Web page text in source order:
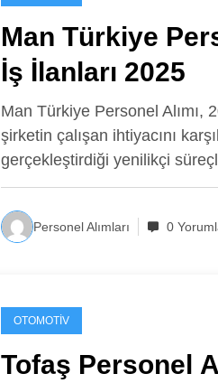
Man Türkiye
İş İlanları 2025
Man Türkiye Personel Alımı,
şirketin çalışan ihtiyacını
gerçekleştirdiği yenilikçi
Personel Alımları 0
OTOMOTIV
Tofaş Personel